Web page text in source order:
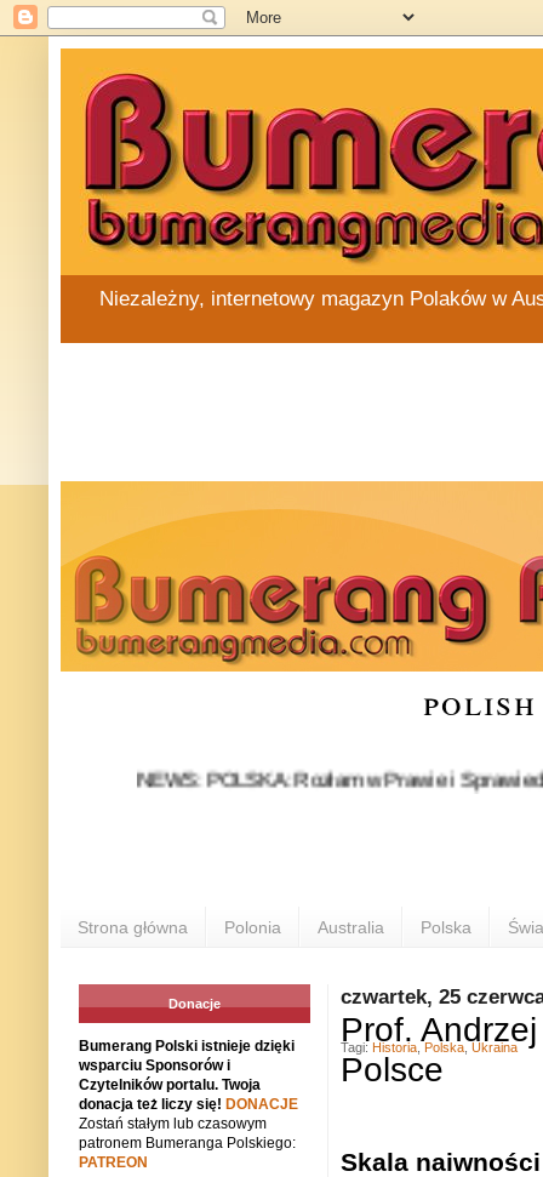
Niezależny, internetowy magazyn Polaków w
NEWS: POLSKA: Rozłam w Prawie i
Strona główna Polonia Australia Polska
czwartek, 25
Prof.
Polsce
Skala
Tagi: Historia Polska Ukraina
Donacje
Bumerang Polski istnieje dzięki
wsparciu Sponsorów i
Czytelników portalu. Twoja
donacja też liczy się! DONACJE
Zostań stałym lub czasowym
patronem Bumeranga Polskiego:
PATREON